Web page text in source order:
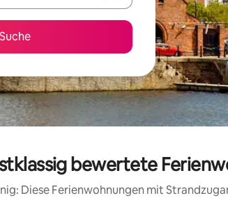
Suche
bewertete
Diese Ferienwohnungen mit